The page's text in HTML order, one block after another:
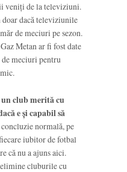
veniți de la televiziuni.
dacă televiziunile
de meciuri pe sezon.
Metan ar fi fost date
meciuri pentru
un club merită cu
e și capabil să
normală, pe
iubitor de fotbal
că nu a ajuns aici.
cluburile cu